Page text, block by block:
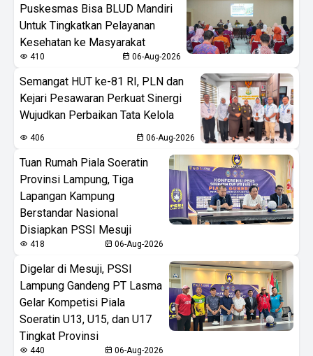
Puskesmas Bisa BLUD Mandiri
Untuk Tingkatkan Pelayanan
Kesehatan ke Masyarakat
410 06-Aug-2026
Semangat HUT ke-81 RI, PLN dan
Kejari Pesawaran Perkuat Sinergi
Wujudkan Perbaikan Tata Kelola
406 06-Aug-2026
Tuan Rumah Piala Soeratin
Provinsi Lampung, Tiga
Lapangan Kampung
Berstandar Nasional
Disiapkan PSSI Mesuji
418 06-Aug-2026
Digelar di Mesuji, PSSI
Lampung Gandeng PT Lasma
Gelar Kompetisi Piala
Soeratin U13, U15, dan U17
Tingkat Provinsi
440 06-Aug-2026